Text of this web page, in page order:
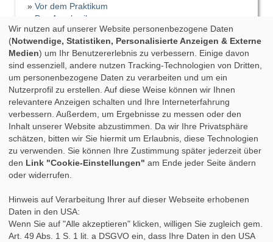
» Vor dem Praktikum
Das Anschreiben
»Der Lebenslauf
»Vorstellungsgespräch
»Bewerbungsfehler
»Tipps für das Praktikum
»Praktikumsbericht
»Praktikumszeugnis
»Nach dem Praktikum
»Studium & Praktikum
»Fortbildung
»Auslandspraktikum
»Berufsbegleitendes Studium
Wir nutzen auf unserer Website personenbezogene Daten
(Notwendige, Statistiken, Personalisierte Anzeigen & Externe
Medien) um Ihr Benutzererlebnis zu verbessern. Einige davon
sind essenziell, andere nutzen Tracking-Technologien von Dritten,
um personenbezogene Daten zu verarbeiten und um ein
Nutzerprofil zu erstellen. Auf diese Weise können wir Ihnen
relevantere Anzeigen schalten und Ihre Interneterfahrung
verbessern. Außerdem, um Ergebnisse zu messen oder den
Inhalt unserer Website abzustimmen. Da wir Ihre Privatsphäre
schätzen, bitten wir Sie hiermit um Erlaubnis, diese Technologien
zu verwenden. Sie können Ihre Zustimmung später jederzeit über
den Link "Cookie-Einstellungen" am Ende jeder Seite ändern
oder widerrufen.
Hinweis auf Verarbeitung Ihrer auf dieser Webseite erhobenen
Daten in den USA:
Wenn Sie auf "Alle akzeptieren" klicken, willigen Sie zugleich gem.
Art. 49 Abs. 1 S. 1 lit. a DSGVO ein, dass Ihre Daten in den USA